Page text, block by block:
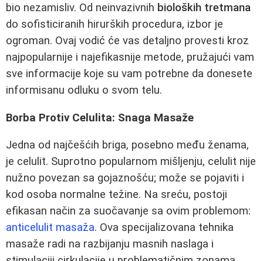
bio nezamisliv. Od neinvazivnih bioloških tretmana
do sofisticiranih hirurških procedura, izbor je
ogroman. Ovaj vodić će vas detaljno provesti kroz
najpopularnije i najefikasnije metode, pružajući vam
sve informacije koje su vam potrebne da donesete
informisanu odluku o svom telu.
Borba Protiv Celulita: Snaga Masaže
Jedna od najčešćih briga, posebno među ženama,
je celulit. Suprotno popularnom mišljenju, celulit nije
nužno povezan sa gojaznošću; može se pojaviti i
kod osoba normalne težine. Na sreću, postoji
efikasan način za suočavanje sa ovim problemom:
anticelulit masaža. Ova specijalizovana tehnika
masaže radi na razbijanju masnih naslaga i